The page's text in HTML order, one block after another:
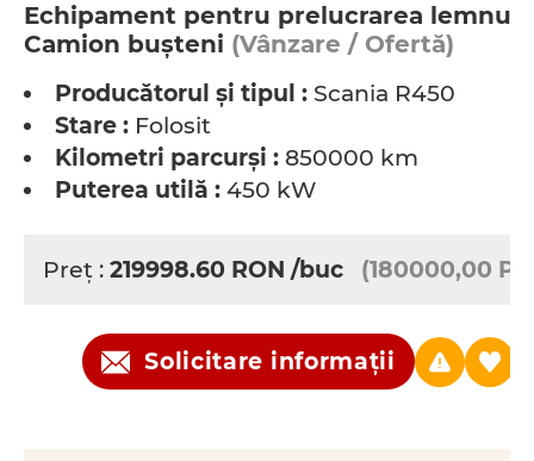
Echipament pentru prelucrarea
Camion buşteni (Vânzare / Ofertă)
Producătorul şi tipul : Scania R450
Stare : Folosit
Kilometri parcurşi : 850000 km
Puterea utilă : 450 kW
Preţ : 219998.60 RON /buc (180000,00
Solicitare informații